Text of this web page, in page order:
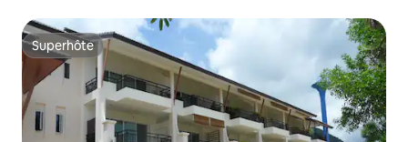
Superhôte
Superhôte